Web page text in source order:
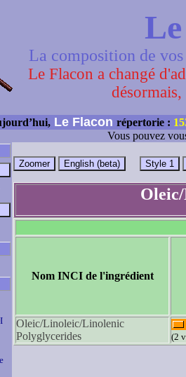
La composition de
Le Flacon a changé
Le Flacon répertorie :
Vous pouvez
Nom INCI de l'ingrédient
Oleic/Linoleic/Linolenic
Polyglycerides
(2